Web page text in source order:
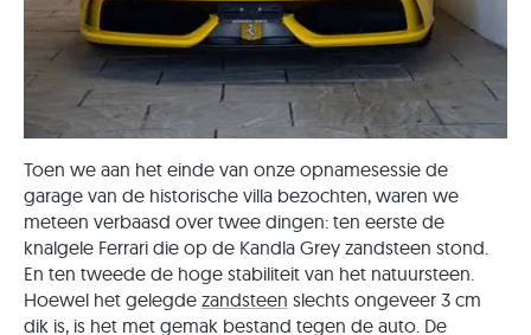
Toen we aan het einde van onze opnamesessie de
garage van de historische villa bezochten, waren we
meteen verbaasd over twee dingen: ten eerste de
knalgele Ferrari die op de Kandla Grey zandsteen stond.
En ten tweede de hoge stabiliteit van het natuursteen.
Hoewel het gelegde zandsteen slechts ongeveer 3 cm
dik is, is het met gemak bestand tegen de auto. De